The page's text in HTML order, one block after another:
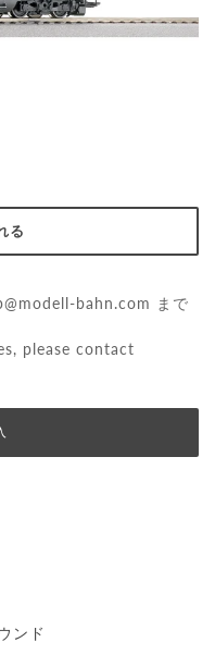
bahn.com まで
please contact
ンド